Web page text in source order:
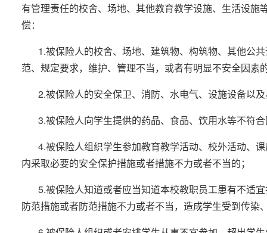
有管理责任的校舍、场地、其他教育教学设施、生活设
偿：
1.被保险人的校舍、场地、建筑物、构筑物、其他公
范、规定要求，维护、管理不当，或者有明显不安全因素
2.被保险人的安全保卫、消防、水电气、设施设备以
3.被保险人向学生提供的药品、食品、饮用水等不符
4.被保险人组织学生参加教育教学活动、校外活动、
内采取必要的安全保护措施或者措施不力或者不当的；
5.被保险人知道或者应当知道本校教职员工患有不适
防范措施或者防范措施不力或者不当，造成学生受到传染